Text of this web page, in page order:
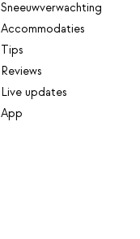
Sneeuwverwachting
Accommodaties
Tips
Reviews
Live updates
App